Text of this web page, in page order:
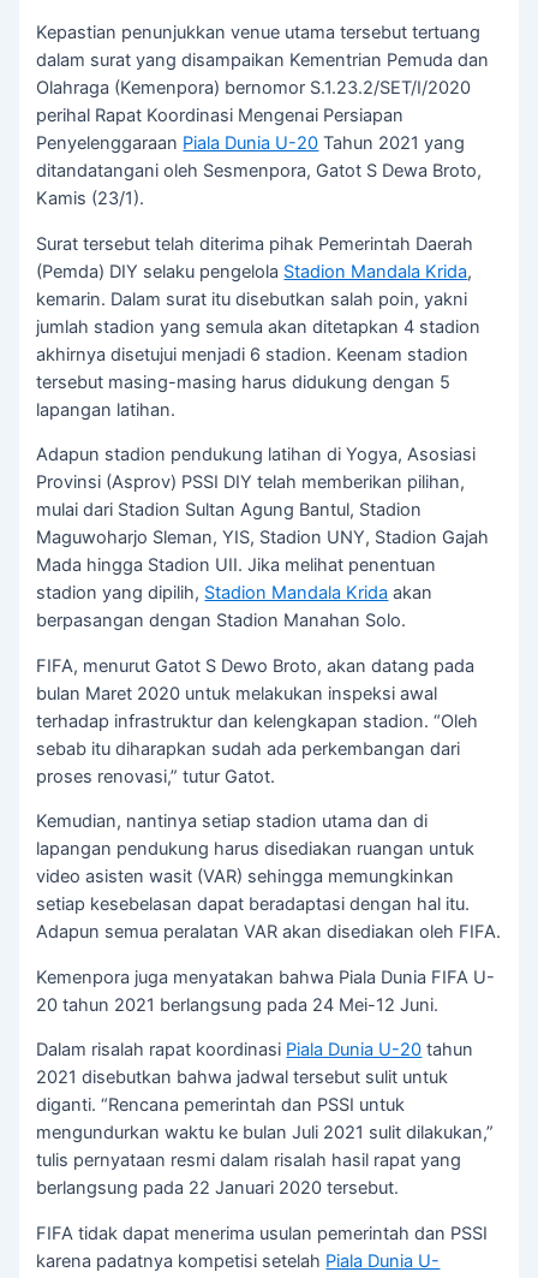
Kepastian penunjukkan venue utama tersebut tertuang
dalam surat yang disampaikan Kementrian Pemuda dan
Olahraga (Kemenpora) bernomor S.1.23.2/SET/I/2020
perihal Rapat Koordinasi Mengenai Persiapan
Penyelenggaraan Piala Dunia U-20 Tahun 2021 yang
ditandatangani oleh Sesmenpora, Gatot S Dewa Broto,
Kamis (23/1).
Surat tersebut telah diterima pihak Pemerintah Daerah
(Pemda) DIY selaku pengelola Stadion Mandala Krida,
kemarin. Dalam surat itu disebutkan salah poin, yakni
jumlah stadion yang semula akan ditetapkan 4 stadion
akhirnya disetujui menjadi 6 stadion. Keenam stadion
tersebut masing-masing harus didukung dengan 5
lapangan latihan.
Adapun stadion pendukung latihan di Yogya, Asosiasi
Provinsi (Asprov) PSSI DIY telah memberikan pilihan,
mulai dari Stadion Sultan Agung Bantul, Stadion
Maguwoharjo Sleman, YIS, Stadion UNY, Stadion Gajah
Mada hingga Stadion UII. Jika melihat penentuan
stadion yang dipilih, Stadion Mandala Krida akan
berpasangan dengan Stadion Manahan Solo.
FIFA, menurut Gatot S Dewo Broto, akan datang pada
bulan Maret 2020 untuk melakukan inspeksi awal
terhadap infrastruktur dan kelengkapan stadion. “Oleh
sebab itu diharapkan sudah ada perkembangan dari
proses renovasi,” tutur Gatot.
Kemudian, nantinya setiap stadion utama dan di
lapangan pendukung harus disediakan ruangan untuk
video asisten wasit (VAR) sehingga memungkinkan
setiap kesebelasan dapat beradaptasi dengan hal itu.
Adapun semua peralatan VAR akan disediakan oleh FIFA.
Kemenpora juga menyatakan bahwa Piala Dunia FIFA U-
20 tahun 2021 berlangsung pada 24 Mei-12 Juni.
Dalam risalah rapat koordinasi Piala Dunia U-20 tahun
2021 disebutkan bahwa jadwal tersebut sulit untuk
diganti. “Rencana pemerintah dan PSSI untuk
mengundurkan waktu ke bulan Juli 2021 sulit dilakukan,”
tulis pernyataan resmi dalam risalah hasil rapat yang
berlangsung pada 22 Januari 2020 tersebut.
FIFA tidak dapat menerima usulan pemerintah dan PSSI
karena padatnya kompetisi setelah Piala Dunia U-